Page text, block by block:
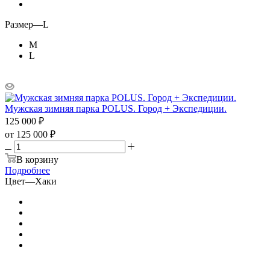
Размер—L
M
L
Мужская зимняя парка POLUS. Город + Экспедиции.
125 000 ₽
от 125 000 ₽
В корзину
Подробнее
Цвет—Хаки